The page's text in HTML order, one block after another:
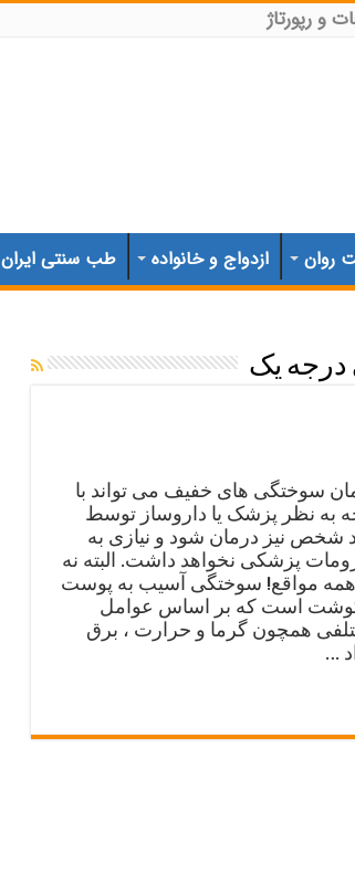
و رپورتاژ
روان ازدواج و خانواده طب سنتی ایران
یک
سوختگی های خفیف می تواند با
به نظر پزشک یا داروساز توسط
شخص نیز درمان شود و نیازی به
پزشکی نخواهد داشت. البته نه
مواقع! سوختگی آسیب به پوست
است که بر اساس عوامل
همچون گرما و حرارت ، برق
…